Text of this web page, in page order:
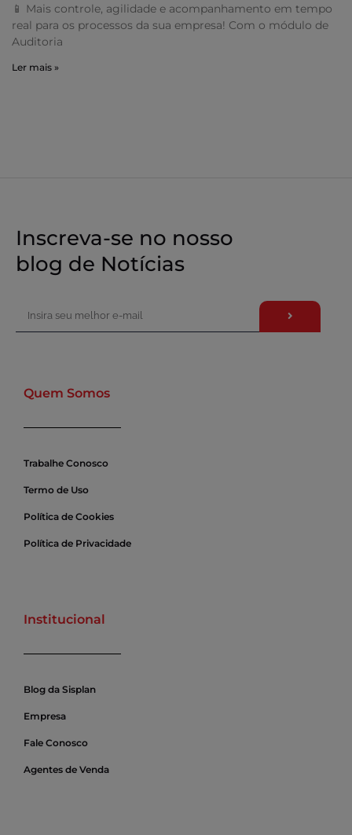
📱 Mais controle, agilidade e acompanhamento em tempo
real para os processos da sua empresa! Com o módulo de
Auditoria
Ler mais »
Inscreva-se no nosso
blog de Notícias
Quem Somos
Trabalhe Conosco
Termo de Uso
Política de Cookies
Política de Privacidade
Institucional
Blog da Sisplan
Empresa
Fale Conosco
Agentes de Venda